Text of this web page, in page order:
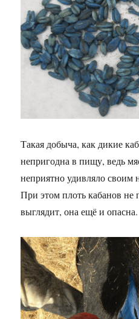
Такая добыча, как дикие
непригодна в пищу, ведь
неприятно удивляло своим
При этом плоть кабанов не
выглядит, она ещё и опасна.